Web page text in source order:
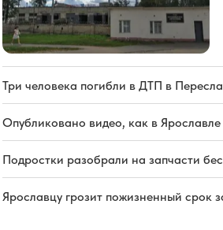
Три человека погибли в ДТП в
Опубликовано видео, как в
Подростки разобрали на запчасти
Ярославцу грозит пожизненный срок